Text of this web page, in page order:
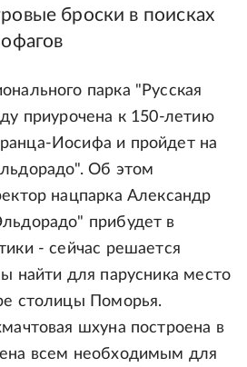
броски в поисках
парка "Русская
приурочена к 150-летию
Иосифа и пройдет на
Об этом
нацпарка Александр
прибудет в
- сейчас решается
найти для парусника место
столицы Поморья.
шхуна построена в
всем необходимым для